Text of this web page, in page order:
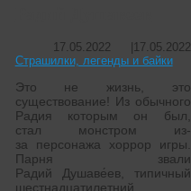
17.05.2022
17.05.2022
Страшилки, легенды и байки
Это не жизнь, это
существование! Из обычного
Радия которым он был,
стал монстром из-
за персонажа хоррор игры.
Парня звали
Радий Душаве́ев, типичный
шестнадцатилетний